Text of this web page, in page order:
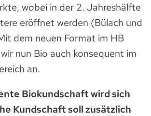
wobei in der 2. Jahreshälfte
eröffnet werden (Bülach und
dem neuen Format im HB
nun Bio auch konsequent im
an.
Biokundschaft wird sich
Kundschaft soll zusätzlich